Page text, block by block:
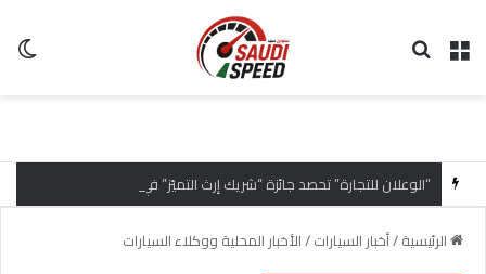
القائمة
الرئيسية/أخبار السيارات/الأخبار المحلية ووكلاء السيارات